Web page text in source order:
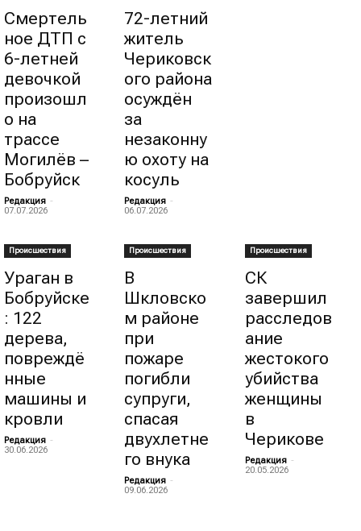
Смертель
ное ДТП с
6-летней
девочкой
произошл
о на
трассе
Могилёв –
Бобруйск
Редакция -
07.07.2026
72-летний
житель
Чериковск
ого района
осуждён
за
незаконну
ю охоту на
косуль
Редакция -
06.07.2026
Происшествия
Ураган в
Бобруйске
: 122
дерева,
повреждё
нные
машины и
кровли
Редакция -
30.06.2026
Происшествия
В
Шкловско
м районе
при
пожаре
погибли
супруги,
спасая
двухлетне
го внука
Редакция -
09.06.2026
Происшествия
СК
завершил
расследов
ание
жестокого
убийства
женщины
в
Черикове
Редакция -
20.05.2026